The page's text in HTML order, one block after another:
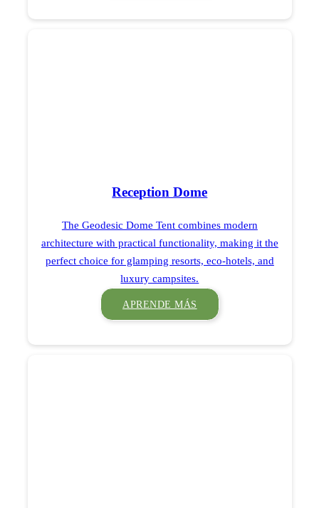
Reception Dome
The Geodesic Dome Tent combines modern
architecture with practical functionality, making it the
perfect choice for glamping resorts, eco-hotels, and
luxury campsites.
APRENDE MÁS